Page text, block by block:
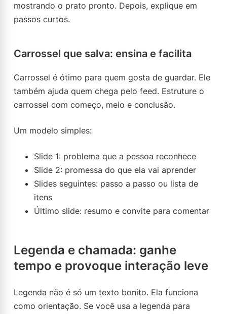
mostrando o prato pronto. Depois, explique em
passos curtos.
Carrossel que salva: ensina e facilita
Carrossel é ótimo para quem gosta de guardar. Ele
também ajuda quem chega pelo feed. Estruture o
carrossel com começo, meio e conclusão.
Um modelo simples:
Slide 1: problema que a pessoa reconhece
Slide 2: promessa do que ela vai aprender
Slides seguintes: passo a passo ou lista de
itens
Último slide: resumo e convite para comentar
Legenda e chamada: ganhe
tempo e provoque interação leve
Legenda não é só um texto bonito. Ela funciona
como orientação. Se você usa a legenda para